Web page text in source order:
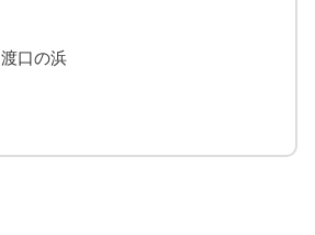
渡口の浜